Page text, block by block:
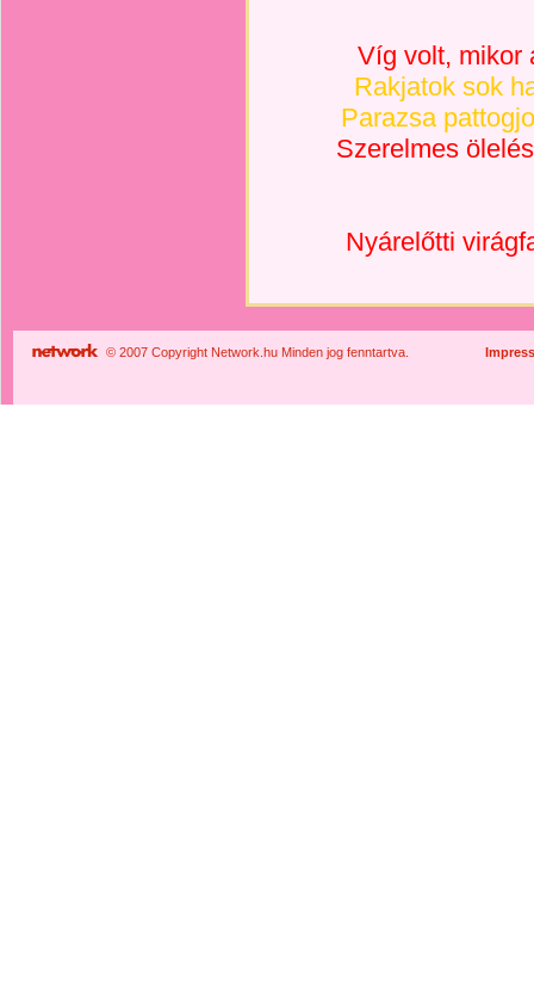
Víg volt, mikor
Rakjatok sok
Parazsa
Szerelmes
Nyárelőtti
© 2007 Copyright Network.hu Minden jog fenntartva.